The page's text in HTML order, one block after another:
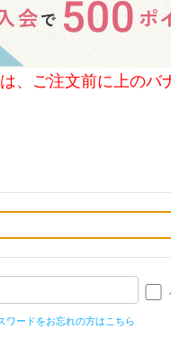
注文前に上のバナ
ワードをお忘れの方はこちら